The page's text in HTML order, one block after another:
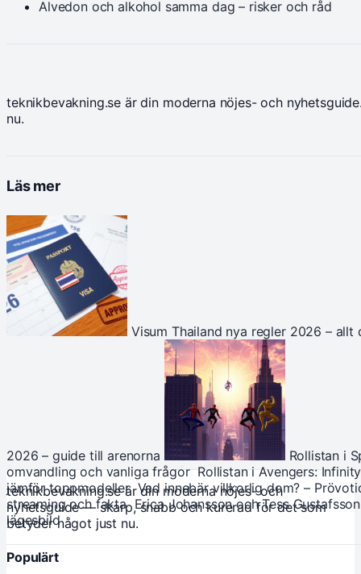
Alvedon och alkohol samma dag – risker och råd
teknikbevakning.se är din moderna nöjes- och
nu.
Läs mer
Visum Thailand nya regler 2026 – allt
2026 – guide till arenorna
Rollistan i
omvandling och vanliga frågor Rollistan i Avengers:
jämför toppmodeller Vad innebär villkorlig dom? –
streaming och fakta Erica Johansson och Tess
lägesbild
teknikbevakning.se är din moderna nöjes- och
nyhetsguide — skarp, snabb och kurerad för det som
betyder något just nu.
Populärt